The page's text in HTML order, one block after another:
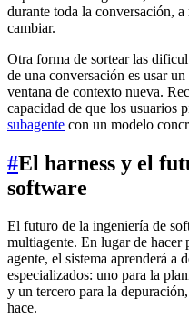
durante toda la conversación,
cambiar.
Otra forma de sortear las
de una conversación es usar
ventana de contexto nueva.
capacidad de que los usuarios
subagente con un modelo
#El harness y el
software
El futuro de la ingeniería de
multiagente. En lugar de hacer
agente, el sistema aprenderá a
especializados: uno para la
y un tercero para la
hace.